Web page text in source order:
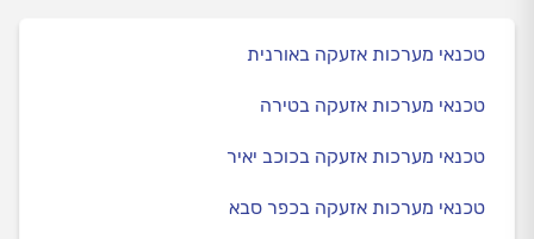
טכנאי מערכות אזעקה באורנית
טכנאי מערכות אזעקה בטירה
טכנאי מערכות אזעקה בכוכב יאיר
טכנאי מערכות אזעקה בכפר סבא